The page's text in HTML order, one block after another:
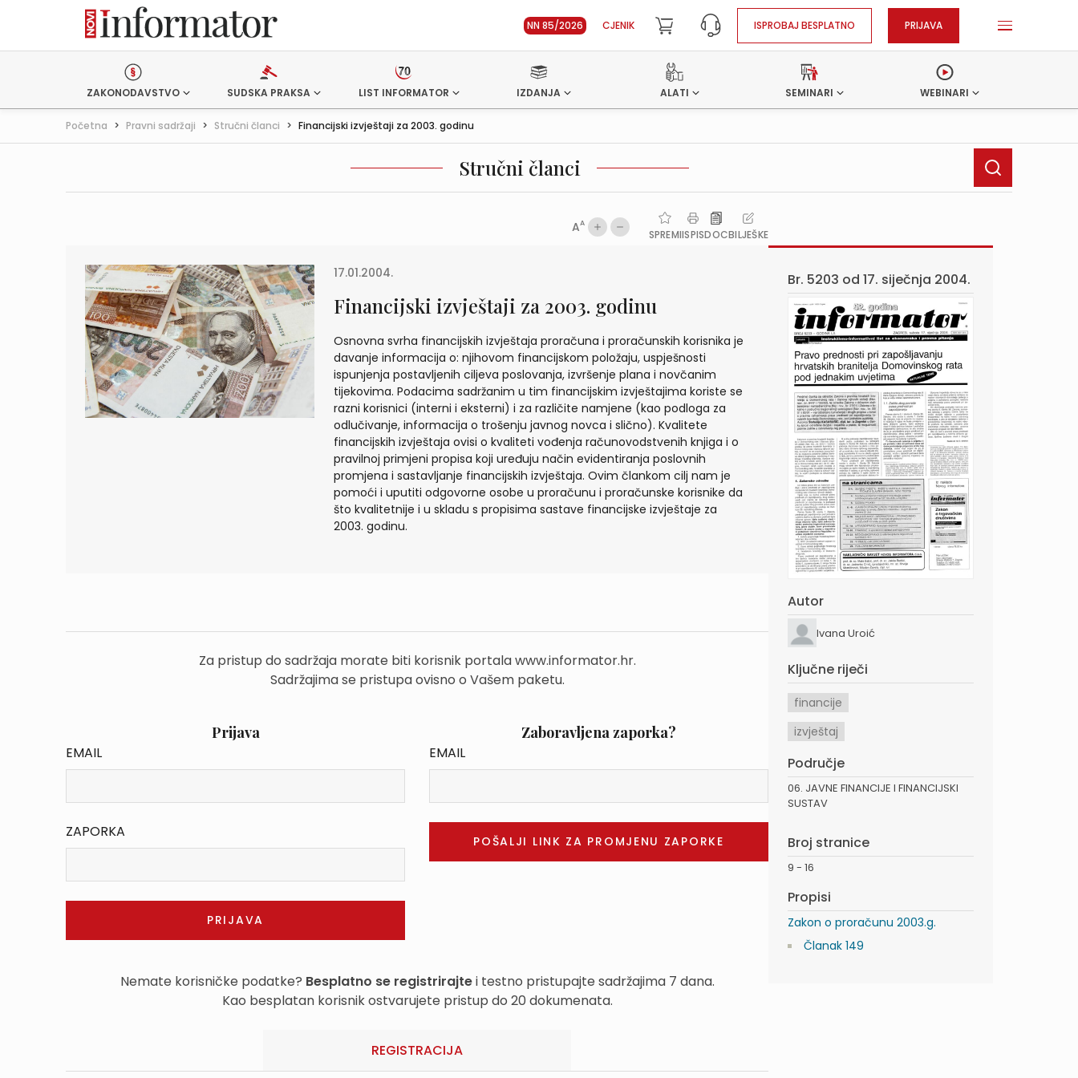
NN 85/2026 CJENIK ISPROBAJ BESPLATNO PRIJAVA
ZAKONODAVSTVO SUDSKA PRAKSA LIST INFORMATOR IZDANJA ALATI SEMINARI WEBINARI
Početna > Pravni sadržaji > Stručni članci > Financijski izvještaji za 2003. godinu
Stručni članci
AA
SPREMIISPISDOCBILJEŠKE
17.01.2004.
Financijski izvještaji za 2003. godinu
Osnovna svrha financijskih izvještaja proračuna i proračunskih korisnika je
davanje informacija o: njihovom financijskom položaju, uspješnosti
ispunjenja postavljenih ciljeva poslovanja, izvršenje plana i novčanim
tijekovima. Podacima sadržanim u tim financijskim izvještajima koriste se
razni korisnici (interni i eksterni) i za različite namjene (kao podloga za
odlučivanje, informacija o trošenju javnog novca i slično). Kvalitete
financijskih izvještaja ovisi o kvaliteti vođenja računovodstvenih knjiga i o
pravilnoj primjeni propisa koji uređuju način evidentiranja poslovnih
promjena i sastavljanje financijskih izvještaja. Ovim člankom cilj nam je
pomoći i uputiti odgovorne osobe u proračunu i proračunske korisnike da
što kvalitetnije i u skladu s propisima sastave financijske izvještaje za
2003. godinu.
Za pristup do sadržaja morate biti korisnik portala www.informator.hr.
Sadržajima se pristupa ovisno o Vašem paketu.
Prijava
EMAIL
ZAPORKA
Zaboravljena zaporka?
EMAIL
Nemate korisničke podatke? Besplatno se registrirajtei testno pristupajte sadržajima 7 dana.
Kao besplatan korisnik ostvarujete pristup do 20 dokumenata.
REGISTRACIJA
Br. 5203 od 17. siječnja 2004.
Autor
Ivana Uroić
Ključne riječi
financije
izvještaj
Područje
06. JAVNE FINANCIJE I FINANCIJSKI
SUSTAV
Broj stranice
9 - 16
Propisi
Zakon o proračunu 2003.g.
Članak 149